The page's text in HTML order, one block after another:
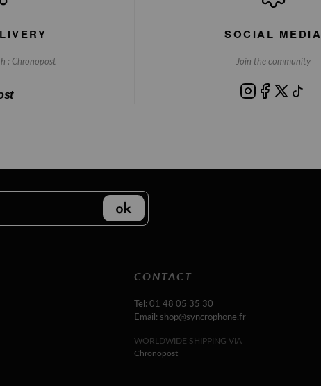
: Chronopost
SOCIAL MEDIA
Join the community
CONTACT
Tel: 01 48 05 35 30
Email: shop@syncrophone.fr
WORLDWIDE SHIPPING VIA
Chronopost